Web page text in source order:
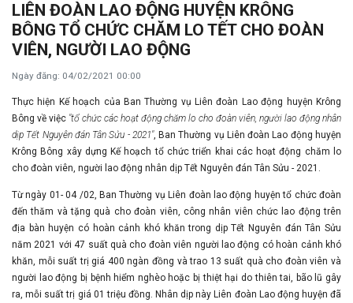
LIÊN ĐOÀN LAO ĐỘNG HUYỆN KRÔNG
BÔNG TỔ CHỨC CHĂM LO TẾT CHO ĐOÀN
VIÊN, NGƯỜI LAO ĐỘNG
Ngày đăng: 04/02/2021 00:00
Thực hiện Kế hoạch của Ban Thường vụ Liên đoàn Lao động huyện Krông
Bông về việc "tổ chức các hoạt động chăm lo cho đoàn viên, người lao động nhân
dịp Tết Nguyên đán Tân Sửu - 2021", Ban Thường vụ Liên đoàn Lao động huyện
Krông Bông xây dựng Kế hoạch tổ chức triển khai các hoạt động chăm lo
cho đoàn viên, người lao động nhân dịp Tết Nguyên đán Tân Sửu - 2021.
Từ ngày 01- 04 /02, Ban Thường vụ Liên đoàn lao động huyện tổ chức đoàn
đến thăm và tặng quà cho đoàn viên, công nhân viên chức lao động trên
địa bàn huyện có hoàn cảnh khó khăn trong dịp Tết Nguyên đán Tân Sửu
năm 2021 với 47 suất quà cho đoàn viên người lao động có hoàn cảnh khó
khăn, mỗi suất trị giá 400 ngàn đồng và trao 13 suất quà cho đoàn viên và
người lao động bị bệnh hiểm nghèo hoặc bị thiệt hại do thiên tai, bão lũ gây
ra, mỗi suất trị giá 01 triệu đồng. Nhân dịp này Liên đoàn Lao động huyện đã